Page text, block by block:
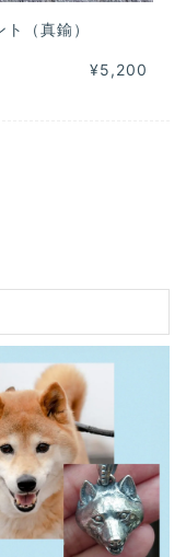
（真鍮）
¥5,200